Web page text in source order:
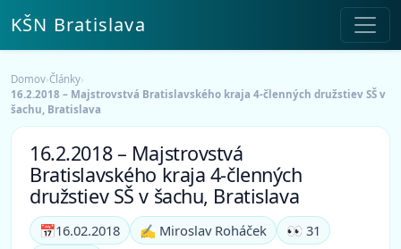
KŠN Bratislava
Domov›Články›
16.2.2018 – Majstrovstvá Bratislavského kraja 4-členných družstiev SŠ v
šachu, Bratislava
16.2.2018 – Majstrovstvá
Bratislavského kraja 4-členných
družstiev SŠ v šachu, Bratislava
📅16.02.2018 ✍️ Miroslav Roháček
👀 31